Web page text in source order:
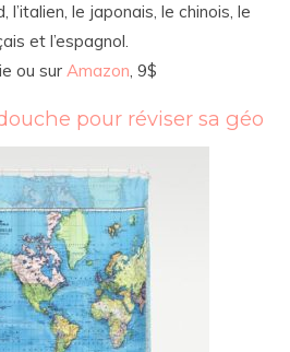
l’italien, le japonais, le chinois, le
et l’espagnol.
ou sur Amazon, 9$
pour réviser sa géo